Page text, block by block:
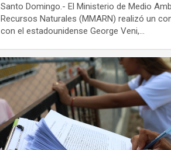
Santo Domingo.- El Ministerio de Medio
Recursos Naturales (MMARN) realizó un
con el estadounidense George Veni,…